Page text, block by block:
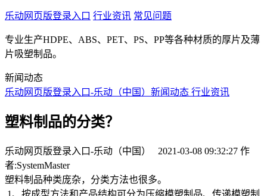
乐动网页版登录入口 行业资讯 常见问题
专业生产HDPE、ABS、PET、PS、PP等各种材质的厚片及薄
片吸塑制品。
新闻动态
乐动网页版登录入口-乐动（中国） 新闻动态 行业资讯
塑料制品的分类？
乐动网页版登录入口-乐动（中国） 2021-03-08 09:32:27 作
者:SystemMaster
塑料制品种类庞杂，分类方法也很多。
1、按成型方法和产品结构可分为压缩模塑制品、传递模塑制